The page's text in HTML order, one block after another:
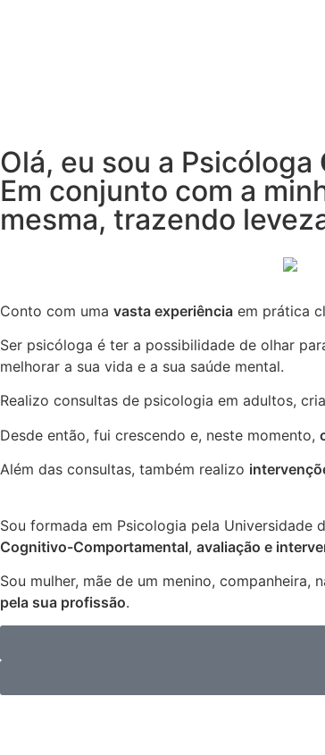
Olá, eu sou a Psicóloga
Em conjunto com a
mesma, trazendo
Conto com uma vasta experiência em prática
Ser psicóloga é ter a possibilidade de olhar
melhorar a sua vida e a sua saúde mental.
Realizo consultas de psicologia em adultos,
Desde então, fui crescendo e, neste momento,
Além das consultas, também realizo
Sou formada em Psicologia pela Universidade
Cognitivo-Comportamental, avaliação e
Sou mulher, mãe de um menino, companheira,
pela sua profissão.